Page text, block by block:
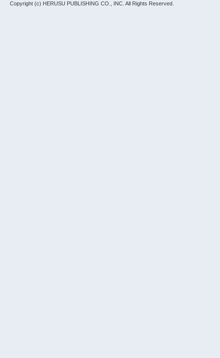
Copyright (c) HERUSU PUBLISHING CO., INC. All Rights Reserved.